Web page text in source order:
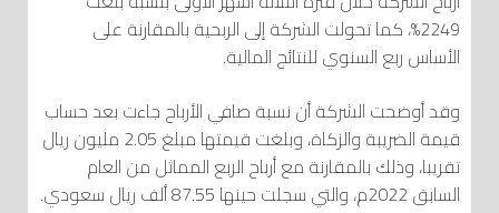
2249%، كما تحولت الشركة إلى الربحية بالمقارنة على
الأساس ربع السنوي للنتائج المالية.
وقد أوضحت الشركة أن نسبة صافي الأرباح جاءت بعد حساب
قيمة الضريبة والزكاة، وبلغت قيمتها مبلغ 2.05 مليون ريال
تقريبا، وذلك بالمقارنة مع أرباح الربع المماثل من العام
السابق 2022م، والتي سجلت حينها 87.55 ألف ريال سعودي.